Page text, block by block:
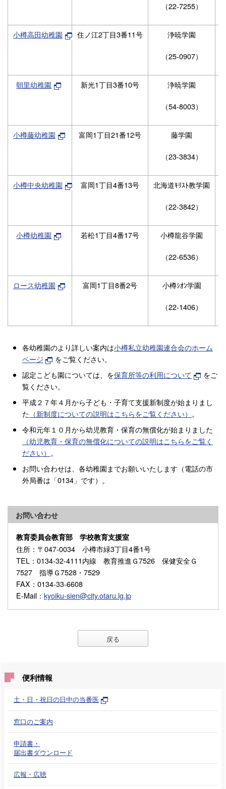
（22-7255）
小樽高田幼稚園 住ノ江2丁目3番11号 浄暁学園
（25‐0907）
朝里幼稚園 新光1丁目3番10号 浄暁学園
（54-8003）
小樽藤幼稚園 富岡1丁目21番12号 藤学園
（23-3834）
小樽中央幼稚園 富岡1丁目4番13号 北海道ｷﾘｽﾄ教学園
（22-3842）
小樽幼稚園 若松1丁目4番17号 小樽龍谷学園
（22-6536）
ロース幼稚園 富岡1丁目8番2号 小樽ｼｵﾝ学園
（22-1406）
各幼稚園のより詳しい案内は小樽私立幼稚園連合会のホーム
ページ
をご覧ください。
認定こども園については、を保育所等の利用について
をご
覧ください。
平成２７年４月から子ども・子育て支援新制度が始まりまし
た （新制度についての説明はこちらをご覧ください） 。
令和元年１０月から幼児教育・保育の無償化が始まりました
（幼児教育・保育の無償化についての説明はこちらをご覧く
ださい） 。
お問い合わせは、各幼稚園までお願いいたします（電話の市
外局番は「0134」です）。
お問い合わせ
教育委員会教育部 学校教育支援室
住所 ：〒047-0034 小樽市緑3丁目4番1号
TEL ：0134-32-4111内線 教育推進Ｇ7526 保健安全Ｇ
7527 指導Ｇ7528・7529
FAX ：0134-33-6608
E-Mail ： kyoiku-sien@city.otaru.lg.jp
戻る
便利情報
土・日・祝日の日中の当番医
窓口のご案内
申請書・
届出書ダウンロード
広報・広聴